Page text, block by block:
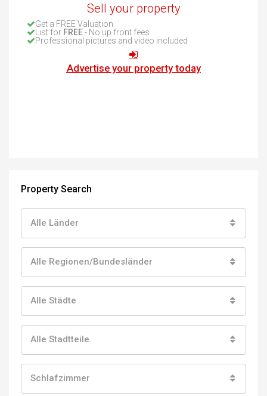
Sell your property
Get a FREE Valuation
List for FREE- No up front fees
Professional pictures and video included
Advertise your property today
Property Search
Alle Länder
Alle Regionen/Bundesländer
Alle Städte
Alle Stadtteile
Schlafzimmer